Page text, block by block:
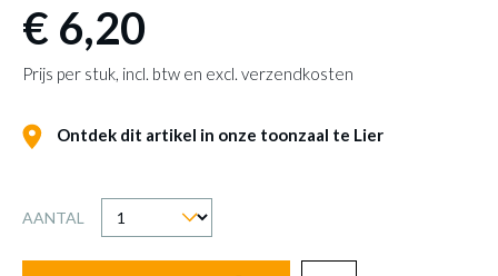
€ 6,20
Prijs per stuk, incl. btw en excl. verzendkosten
Ontdek dit artikel in onze toonzaal te Lier
AANTAL